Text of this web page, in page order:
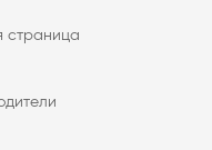
страница